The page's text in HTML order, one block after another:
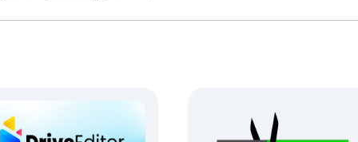
नाही.
उत्तम.